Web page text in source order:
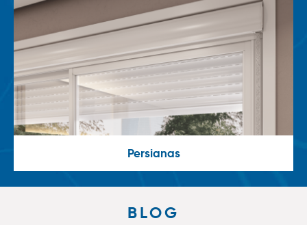
Persianas
BLOG